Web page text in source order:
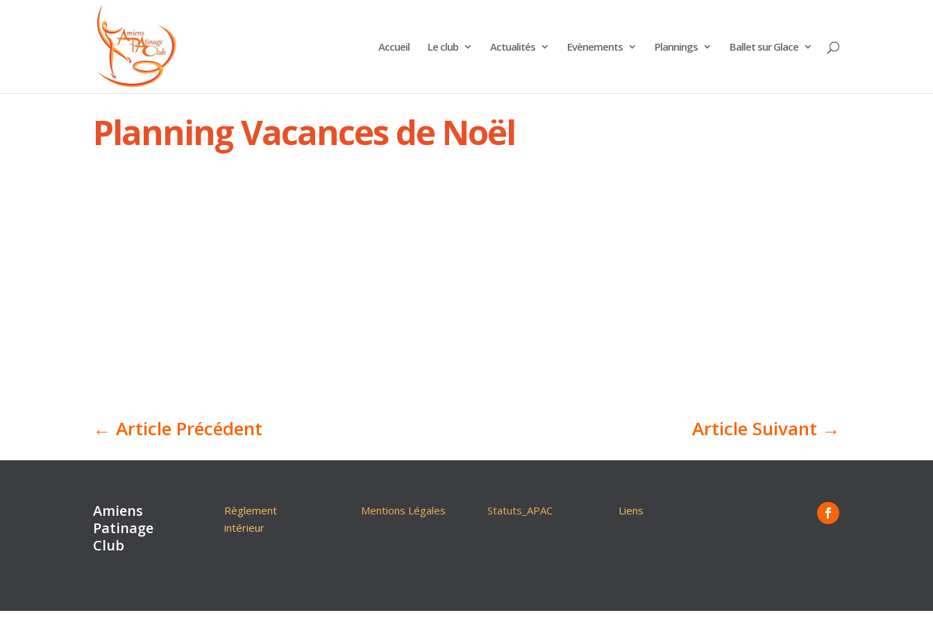
Accueil Le club Actualités Evènements Plannings Ballet sur Glace
Planning Vacances de Noël
←Article Précédent Article Suivant →
Amiens
Patinage
Club
Règlement
intérieur
Mentions Légales Statuts_APAC Liens